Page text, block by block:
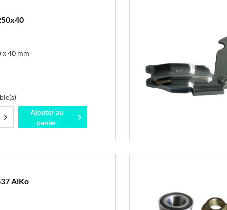
x 40 mm
Ajouter au
panier
AlKo